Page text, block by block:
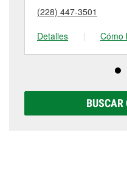
tienda #1089 para
(228) 447-3501
Detalles
| Cómo
BUSCAR